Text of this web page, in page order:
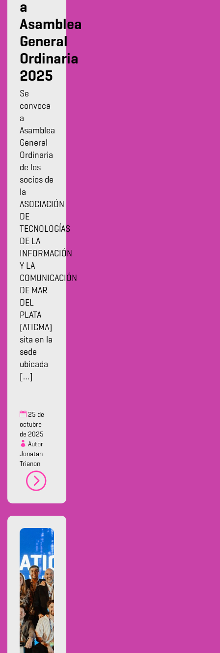
a
Asamblea
General
Ordinaria
2025
Se
convoca
a
Asamblea
General
Ordinaria
de los
socios de
la
ASOCIACIÓN
DE
TECNOLOGÍAS
DE LA
INFORMACIÓN
Y LA
COMUNICACIÓN
DE MAR
DEL
PLATA
(ATICMA)
sita en la
sede
ubicada
[…]
25 de
octubre
de 2025
Autor
Jonatan
Trianon